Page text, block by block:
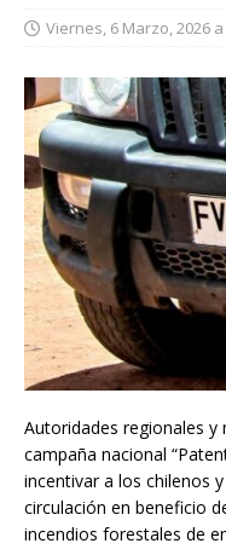
Viernes, 6 Marzo, 2026
Autoridades regionales y
campaña nacional
incentivar a los chilenos
circulación en beneficio
incendios forestales de